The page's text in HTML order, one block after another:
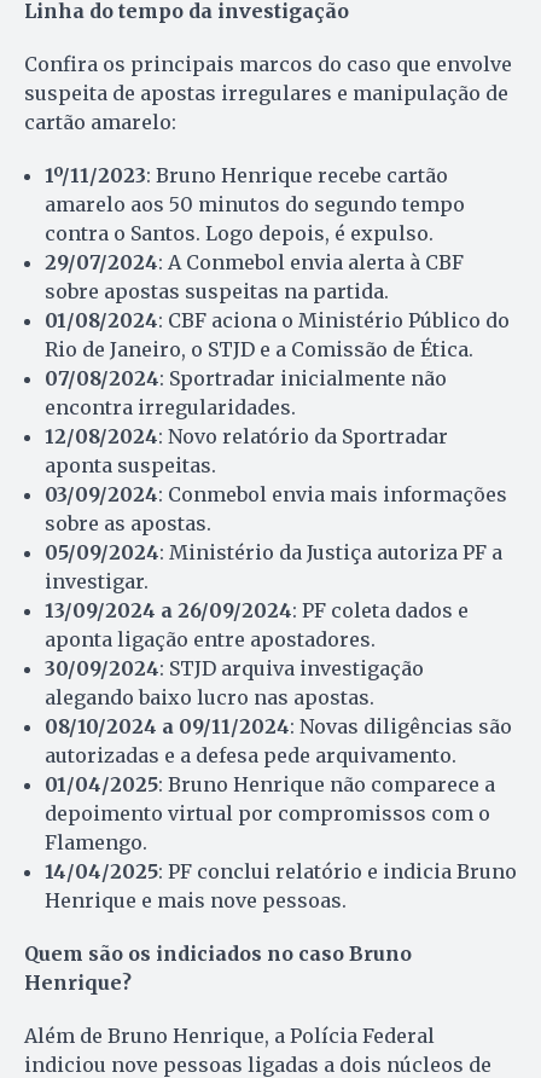
Linha do tempo da investigação
Confira os principais marcos do caso que envolve
suspeita de apostas irregulares e manipulação de
cartão amarelo:
1º/11/2023: Bruno Henrique recebe cartão
amarelo aos 50 minutos do segundo tempo
contra o Santos. Logo depois, é expulso.
29/07/2024: A Conmebol envia alerta à CBF
sobre apostas suspeitas na partida.
01/08/2024: CBF aciona o Ministério Público do
Rio de Janeiro, o STJD e a Comissão de Ética.
07/08/2024: Sportradar inicialmente não
encontra irregularidades.
12/08/2024: Novo relatório da Sportradar
aponta suspeitas.
03/09/2024: Conmebol envia mais informações
sobre as apostas.
05/09/2024: Ministério da Justiça autoriza PF a
investigar.
13/09/2024 a 26/09/2024: PF coleta dados e
aponta ligação entre apostadores.
30/09/2024: STJD arquiva investigação
alegando baixo lucro nas apostas.
08/10/2024 a 09/11/2024: Novas diligências são
autorizadas e a defesa pede arquivamento.
01/04/2025: Bruno Henrique não comparece a
depoimento virtual por compromissos com o
Flamengo.
14/04/2025: PF conclui relatório e indicia Bruno
Henrique e mais nove pessoas.
Quem são os indiciados no caso Bruno
Henrique?
Além de Bruno Henrique, a Polícia Federal
indiciou nove pessoas ligadas a dois núcleos de